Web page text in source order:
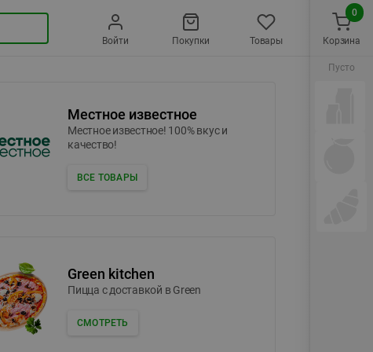
Войти Покупки Товары
Местное известное
Местное известное! 100% вкус и
качество!
ВСЕ ТОВАРЫ
Green kitchen
Пицца c доставкой в Green
СМОТРЕТЬ
Корзина
0
Пусто